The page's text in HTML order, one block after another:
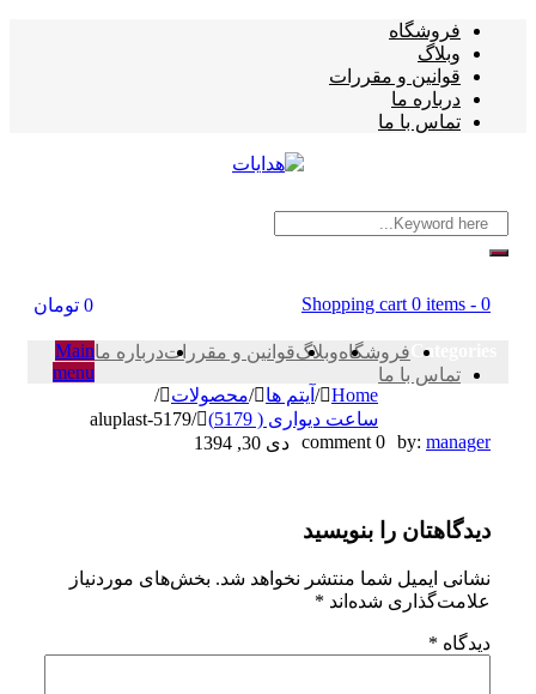
فروشگاه
وبلاگ
قوانین و مقررات
درباره ما
تماس با ما
Shopping cart 0 items تومان
فروشگاهوبلاگقوانین و مقررات درباره ما
تماس با ما
Main
menu
Home
/آیتم ها /محصولات /
ساعت دیواری ( 5179)
/
aluplast-5179
aluplast-
by:manager
0 comment دی 30, 1394
دیدگاهتان را بنویسید
نشانی ایمیل شما منتشر نخواهد شد. بخش‌های موردنیاز
علامت‌گذاری شده‌اند*
دیدگاه*